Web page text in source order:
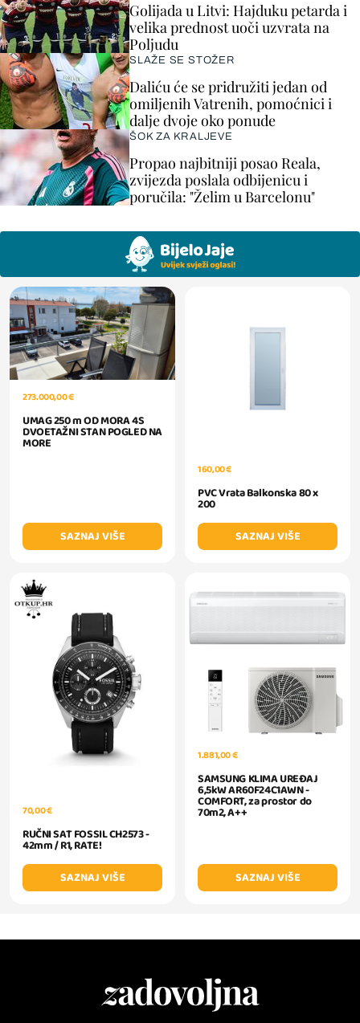
Golijada u Litvi: Hajduku petarda i
velika prednost uoči uzvrata na
Poljudu
SLAŽE SE STOŽER
Daliću će se pridružiti jedan od
omiljenih Vatrenih, pomoćnici i
dalje dvoje oko ponude
ŠOK ZA KRALJEVE
Propao najbitniji posao Reala,
zvijezda poslala odbijenicu i
poručila: "Želim u Barcelonu"
273.000,00 €
UMAG 250 m OD MORA 4S
DVOETAŽNI STAN POGLED NA
MORE
SAZNAJ VIŠE
160,00 €
PVC Vrata Balkonska 80 x
200
SAZNAJ VIŠE
70,00 €
RUČNI SAT FOSSIL CH2573 -
42mm / R1, RATE!
SAZNAJ VIŠE
1.881,00 €
SAMSUNG KLIMA UREĐAJ
6,5kW AR60F24C1AWN -
COMFORT, za prostor do
70m2, A++
SAZNAJ VIŠE